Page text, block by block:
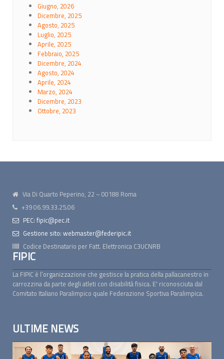
Giugno, 2026
Dicembre, 2025
Agosto, 2025
Luglio, 2025
Aprile, 2025
Febbraio, 2025
Dicembre, 2024
Agosto, 2024
Aprile, 2024
Marzo, 2024
Dicembre, 2023
Ottobre, 2023
Via Di Quarto Peperino, 22 – 00188 Roma
+39 06.99.33.25.06
PEC: fipic@pec.it
Gestione sito: webmaster@federipic.it
Codice Destinatario per Fatt. Elettronica C3UCNRB
FIPIC
La FIPIC è l’organizzazione che gestisce la pratica della pallacanestro in
carrozzina da parte degli atleti con disabilità fisica. E' riconosciuta dal
Comitato Italiano Paralimpico quale Federazione Sportiva Paralimpica.
ULTIME NEWS